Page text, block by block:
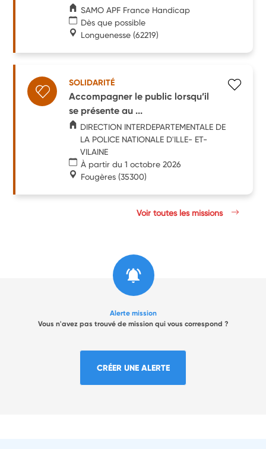
SAMO APF France Handicap
Dès que possible
Longuenesse (62219)
SOLIDARITÉ
Accompagner le public lorsqu’il
se présente au ...
DIRECTION INTERDEPARTEMENTALE DE
LA POLICE NATIONALE D'ILLE- ET-
VILAINE
À partir du 1 octobre 2026
Fougères (35300)
Voir toutes les missions
Alerte mission
Vous n'avez pas trouvé de mission qui vous correspond ?
CRÉER UNE ALERTE